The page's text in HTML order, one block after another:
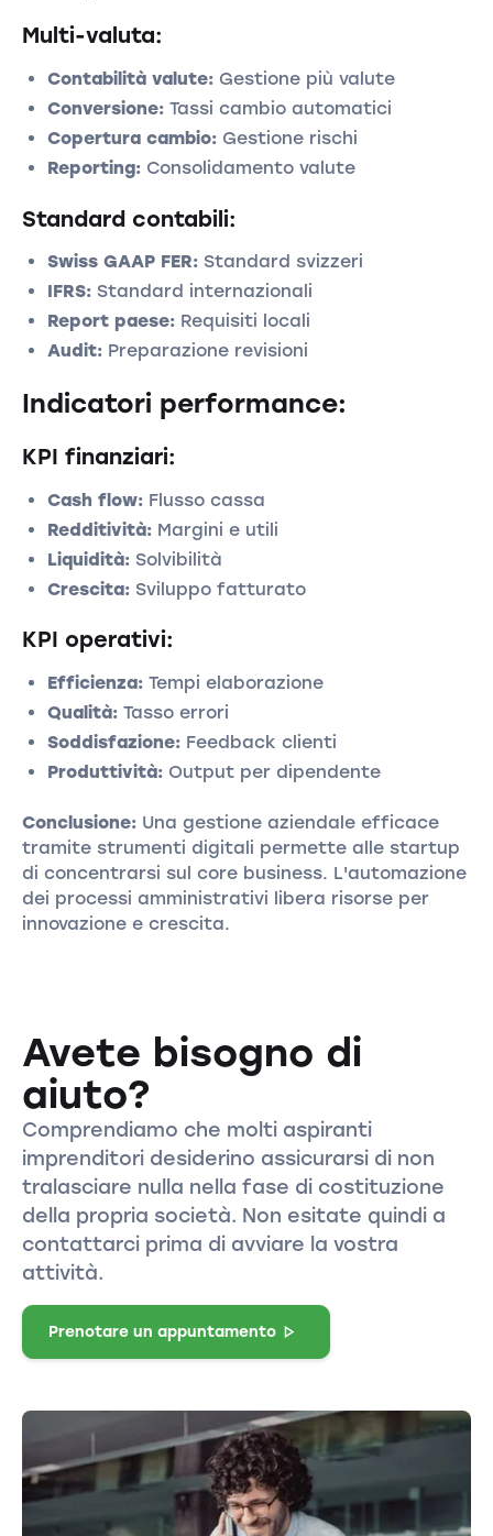
Multi-valuta:
Contabilità valute: Gestione più valute
Conversione: Tassi cambio automatici
Copertura cambio: Gestione rischi
Reporting: Consolidamento valute
Standard contabili:
Swiss GAAP FER: Standard svizzeri
IFRS: Standard internazionali
Report paese: Requisiti locali
Audit: Preparazione revisioni
Indicatori performance:
KPI finanziari:
Cash flow: Flusso cassa
Redditività: Margini e utili
Liquidità: Solvibilità
Crescita: Sviluppo fatturato
KPI operativi:
Efficienza: Tempi elaborazione
Qualità: Tasso errori
Soddisfazione: Feedback clienti
Produttività: Output per dipendente
Conclusione:Una gestione aziendale efficace
tramite strumenti digitali permette alle startup
di concentrarsi sul core business. L'automazione
dei processi amministrativi libera risorse per
innovazione e crescita.
Avete bisogno di
aiuto?
Comprendiamo che molti aspiranti
imprenditori desiderino assicurarsi di non
tralasciare nulla nella fase di costituzione
della propria società. Non esitate quindi a
contattarci prima di avviare la vostra
attività.
Prenotare un appuntamento